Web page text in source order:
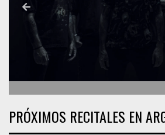
PRÓXIMOS RECITALES EN